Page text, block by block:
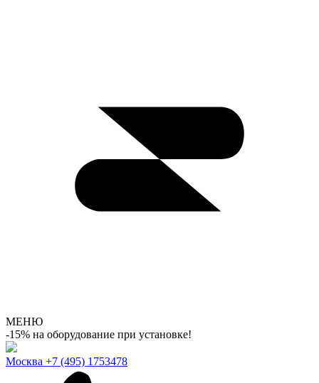
МЕНЮ
-15% на оборудование при установке!
Москва +7 (495) 1753478